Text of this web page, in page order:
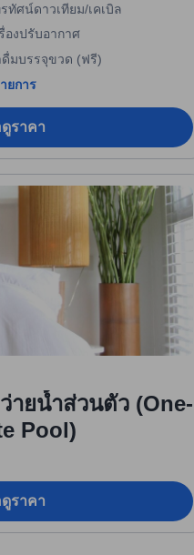
ทัศน์ดาวเทียม/เคเบิล
องปรับอากาศ
มบรรจุขวด (ฟรี)
ยการ
ราคา
ายน้ำส่วนตัว (One-
Pool)
ราคา